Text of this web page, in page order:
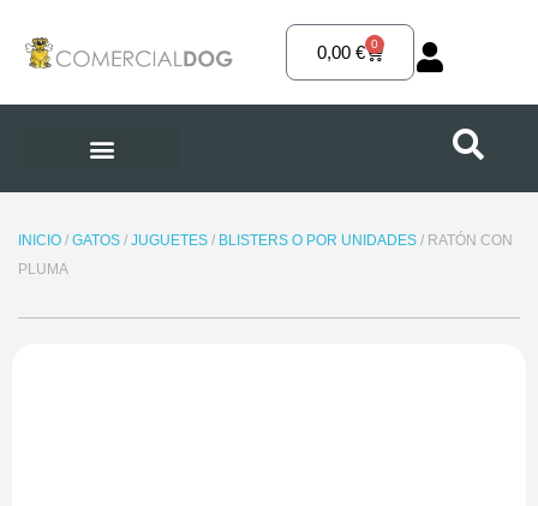
contenido
0,00€ 0
Carrito
INICIO/ GATOS/ JUGUETES/ BLISTERS O POR UNIDADES/ RATÓN CON
PLUMA